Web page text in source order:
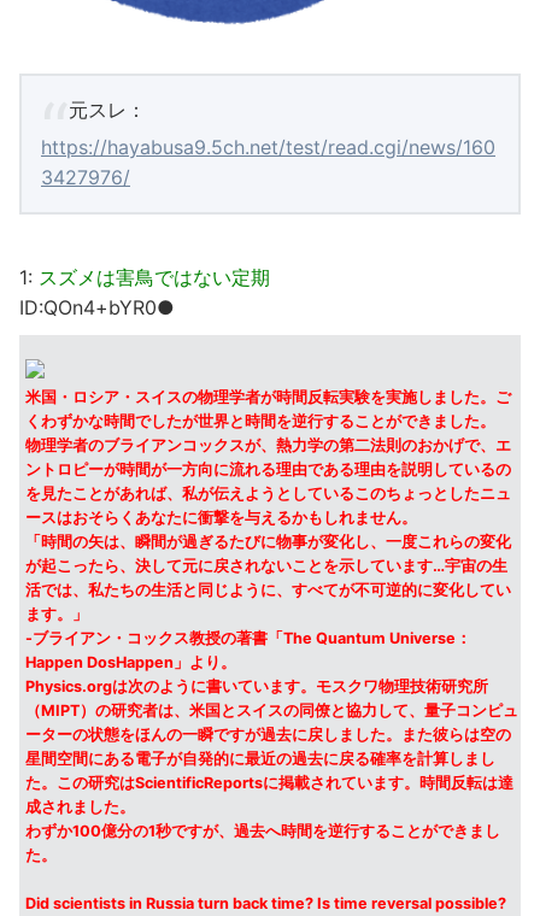
元スレ：
https://hayabusa9.5ch.net/test/read.cgi/news/160
3427976/
1: スズメは害鳥ではない定期
ID:QOn4+bYR0●
米国・ロシア・スイスの物理学者が時間反転実験を実施しました。ご
くわずかな時間でしたが世界と時間を逆行することができました。
物理学者のブライアンコックスが、熱力学の第二法則のおかげで、エ
ントロピーが時間が一方向に流れる理由である理由を説明しているの
を見たことがあれば、私が伝えようとしているこのちょっとしたニュ
ースはおそらくあなたに衝撃を与えるかもしれません。
「時間の矢は、瞬間が過ぎるたびに物事が変化し、一度これらの変化
が起こったら、決して元に戻されないことを示しています…宇宙の生
活では、私たちの生活と同じように、すべてが不可逆的に変化してい
ます。」
-ブライアン・コックス教授の著書「The Quantum Universe：
Happen DosHappen」より。
Physics.orgは次のように書いています。モスクワ物理技術研究所
（MIPT）の研究者は、米国とスイスの同僚と協力して、量子コンピュ
ーターの状態をほんの一瞬ですが過去に戻しました。また彼らは空の
星間空間にある電子が自発的に最近の過去に戻る確率を計算しまし
た。この研究はScientificReportsに掲載されています。時間反転は達
成されました。
わずか100億分の1秒ですが、過去へ時間を逆行することができまし
た。
Did scientists in Russia turn back time? Is time reversal possible?